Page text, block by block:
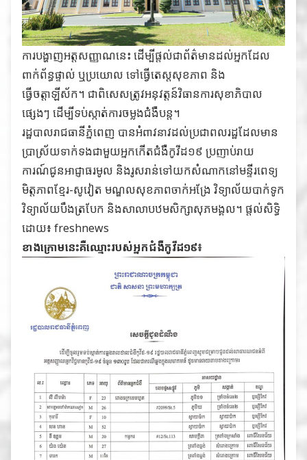
ការបង្ហាញអត្តសញ្ញាណនេះ ដើម្បីផ្តល់ជាព័ត៌មានដល់អ្នកដែល
ពាក់ព័ន្ធផ្ទាល់ ឬប្រយោល ទៅធ្វើតេស្តសុខភាព និង
ធ្វើចត្តាឡីស័ក។ ជាពិសេសត្រូវអនុវត្តន៍វិធានការសុខាភិបាល
ផ្សេងៗ ដើម្បីទប់ស្កាត់ការចម្លងជំងឺបន្ត។
រដ្ឋបាលរាជធានីភ្នំពេញ បានអំពាវនាវដល់ប្រជាពលរដ្ឋដែលមាន
ប្រាស្រ័យទាក់ទងជាមួយអ្នកកើតជំងឺកូវីដ១៩ ប្រញាប់រាយ
ការណ៍ជូនអាជ្ញាធរមូល និងរូសរាន់ទៅយកសំណាកនៅមន្ទីរពេទ្យ
មិត្តភាពខ្មែរ-សូវៀត មណ្ឌលសុខភាពចាក់អង្រែ វិទ្យាល័យបាក់ទូក
វិទ្យាល័យបឹងត្របែក និងសាលាបឋមសិក្សាសុភមង្គល។ ផ្តល់សិទ្ធិ
ដោយ៖ freshnews
ខាងក្រោមនេះគឺឈ្មោះរបស់អ្នកជំងឺកូវីដ១៩៖